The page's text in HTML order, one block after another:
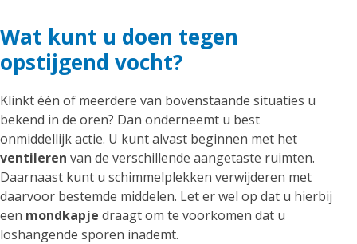
Wat kunt u doen tegen
opstijgend vocht?
Klinkt één of meerdere van bovenstaande situaties u
bekend in de oren? Dan onderneemt u best
onmiddellijk actie. U kunt alvast beginnen met het
ventileren van de verschillende aangetaste ruimten.
Daarnaast kunt u schimmelplekken verwijderen met
daarvoor bestemde middelen. Let er wel op dat u hierbij
een mondkapje draagt om te voorkomen dat u
loshangende sporen inademt.